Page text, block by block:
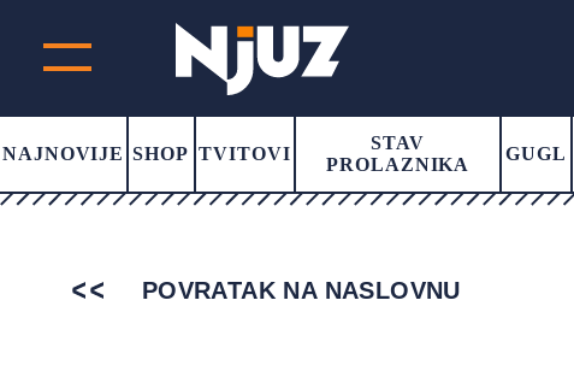
NAJNOVIJE SHOP TVITOVI
STAV
PROLAZNIKA
GUGL
POVRATAK NA NASLOVNU